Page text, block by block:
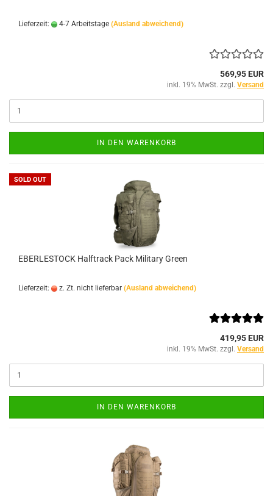
Lieferzeit: 4-7 Arbeitstage (Ausland abweichend)
569,95 EUR
inkl. 19% MwSt. zzgl. Versand
IN DEN WARENKORB
SOLD OUT
EBERLESTOCK Halftrack Pack Military Green
Lieferzeit: z. Zt. nicht lieferbar (Ausland abweichend)
419,95 EUR
inkl. 19% MwSt. zzgl. Versand
IN DEN WARENKORB